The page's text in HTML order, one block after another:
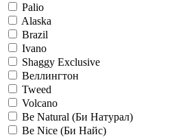
Palio
Alaska
Brazil
Ivano
Shaggy Exclusive
Веллингтон
Tweed
Volcano
Be Natural (Би Натурал)
Be Nice (Би Найс)